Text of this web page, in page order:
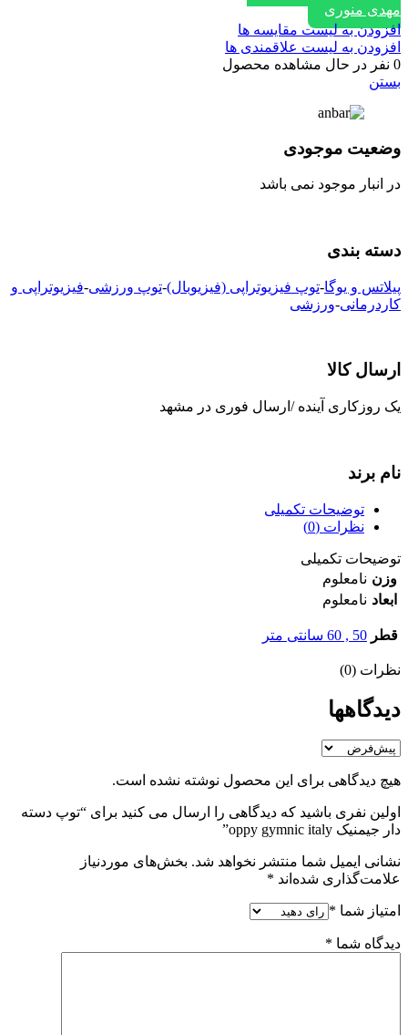
مهدی منوری
افزودن به لیست مقایسه ها
افزودن به لیست علاقمندی ها
0 نفر در حال مشاهده محصول
بستن
وضعیت موجودی
در انبار موجود نمی باشد
دسته بندی
پیلاتس و یوگا-توپ فیزیوتراپی (فیزیوبال)-توپ ورزشی-فیزیوتراپی و
کاردرمانی-ورزشی
ارسال کالا
یک روزکاری آینده /ارسال فوری در مشهد
نام برند
توضیحات تکمیلی
نظرات (0)
توضیحات تکمیلی
وزن نامعلوم
ابعاد نامعلوم
قطر 50 , 60 سانتی متر
نظرات (0)
دیدگاهها
هیچ دیدگاهی برای این محصول نوشته نشده است.
اولین نفری باشید که دیدگاهی را ارسال می کنید برای “توپ دسته
دار جیمنیک oppy gymnic italy”
نشانی ایمیل شما منتشر نخواهد شد. بخش‌های موردنیاز
علامت‌گذاری شده‌اند *
امتیاز شما *
دیدگاه شما *